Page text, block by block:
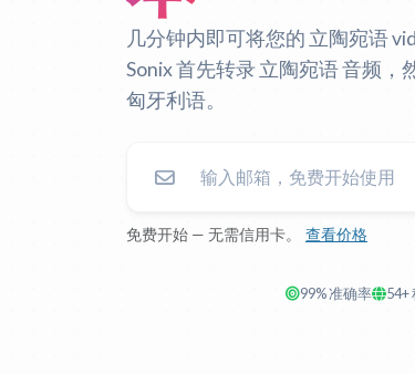
几分钟内即可将您的 立陶宛语
Sonix 首先转录 立陶宛语 音频
匈牙利语。
免费开始 — 无需信用卡。 查看价格
99% 准确率 54+